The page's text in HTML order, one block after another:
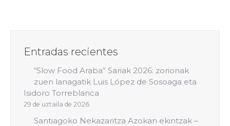
Entradas recientes
“Slow Food Araba” Sariak 2026: zorionak
zuen lanagatik Luis López de Sosoaga eta
Isidoro Torreblanca
29 de uztaila de 2026
Santiagoko Nekazaritza Azokan ekintzak –